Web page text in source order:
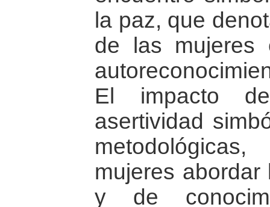
la paz, que
de las mujeres
El impacto
asertividad
mujeres
y de